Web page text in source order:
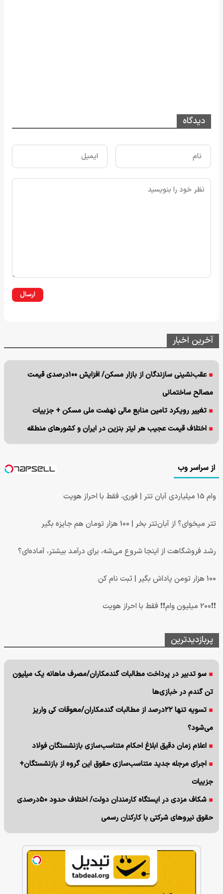
دیدگاه
ارسال
آخرین اخبار
عقب‌نشینی سازندگان از بازار مسکن/ افزایش ۱۰۰درصدی قیمت
مصالح ساختمانی
تغییر رویکرد تامین منابع مالی نهضت ملی مسکن + جزییات
اختلاف قیمت عجیب هر لیتر بنزین در ایران و کشورهای منطقه
از سراسر وب
وام 15 میلیاردی آبان تتر | فوری، فقط با احراز هویت
تتر میخوای؟ از آبان‌تتر بخر | 100 هزار تومان هم جایزه بگیر
رشد فروشگاهت از اینجا شروع می‌شه، برای درآمد بیشتر، آماده‌ای؟
100 هزار تومن پاداش بگیر | ثبت نام کن
❗❗200 میلیون وام❗❗ فقط با احراز هویت
پربازدیدترین
سو تدبیر در پرداخت مطالبات گندمکاران/مصرف ماهانه یک میلیون
تن گندم در خبازی‌ها
تسویه تنها ۲۲درصد از مطالبات گندمکاران/معوقات کی واریز
می‌شود؟
اعلام زمان دقیق ابلاغ احکام متناسب‌سازی بازنشستگان فولاد
اجرای مرجله جدید متناسب‌سازی حقوق این گروه از بازنشستگان+
جزییات
شکاف مزدی در ایستگاه کارمندان دولت/ اختلاف حدود ۵۰درصدی
حقوق نیروهای شرکتی با کارکنان رسمی